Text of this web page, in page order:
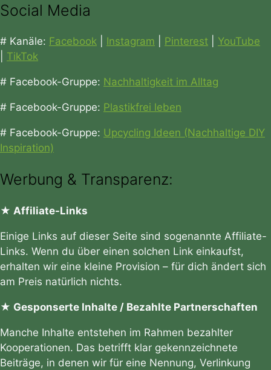
Social Media
# Kanäle: Facebook Instagram Pinterest
YouTube
TikTok
# Facebook-Gruppe: Nachhaltigkeit im Alltag
# Facebook-Gruppe: Plastikfrei leben
# Facebook-Gruppe: Upcycling Ideen (Nachhaltige DIY
Inspiration)
Werbung & Transparenz:
★ Affiliate-Links
Einige Links auf dieser Seite sind sogenannte Affiliate-
Links. Wenn du über einen solchen Link einkaufst,
erhalten wir eine kleine Provision – für dich ändert sich
am Preis natürlich nichts.
★ Gesponserte Inhalte / Bezahlte Partnerschaften
Manche Inhalte entstehen im Rahmen bezahlter
Kooperationen. Das betrifft klar gekennzeichnete
Beiträge, in denen wir für eine Nennung, Verlinkung